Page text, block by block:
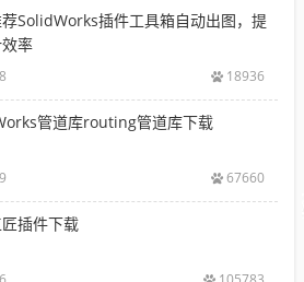
SolidWorks插件工具箱自动出图，提
率
18936
管道库routing管道库下载
67660
插件下载